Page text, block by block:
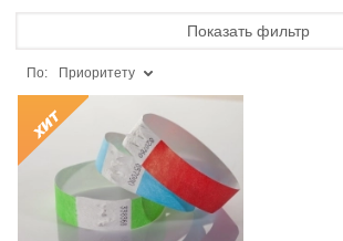
Показать фильтр
По: Приоритету